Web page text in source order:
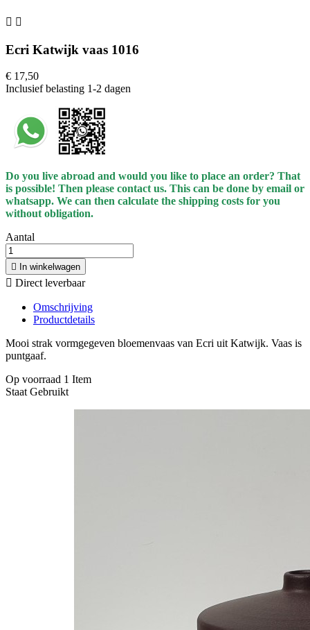
 
Ecri Katwijk vaas 1016
€ 17,50
Inclusief belasting 1-2 dagen
Do you live abroad and would you like to place an order? That
is possible! Then please contact us. This can be done by email or
whatsapp. We can then calculate the shipping costs for you
without obligation.
Aantal
 In winkelwagen
 Direct leverbaar
Omschrijving
Productdetails
Mooi strak vormgegeven bloemenvaas van Ecri uit Katwijk. Vaas is
puntgaaf.
Op voorraad 1 Item
StaatGebruikt